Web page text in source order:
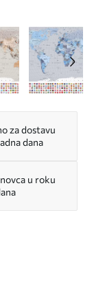
za dostavu
dana
u roku